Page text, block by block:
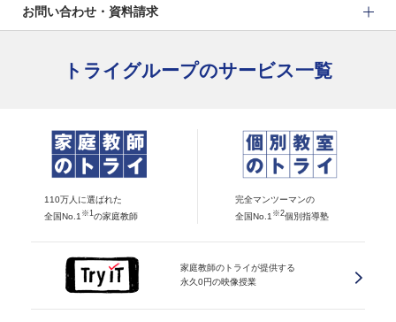
お問い合わせ・資料請求
トライグループのサービス一覧
110万人に選ばれた
全国No.1 ※1 の家庭教師
完全マンツーマンの
全国No.1 ※2個別指導塾
家庭教師のトライが提供する
永久0円の映像授業